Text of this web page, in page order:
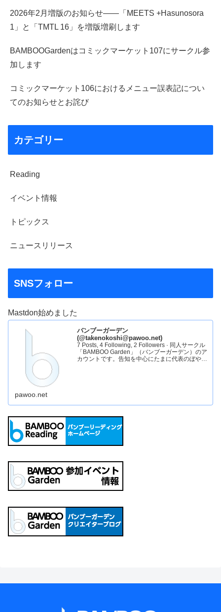
2026年2月増版のお知らせ――「MEETS +Hasunosora
1」と「TMTL 16」を増版増刷します
BAMBOOGardenはコミックマーケット107にサークル参
加します
コミックマーケット106におけるメニュー誤表記につい
てのお知らせとお詫び
カテゴリー
Reading
イベント情報
トピックス
ニュースリリース
SNSフォロー
Mastdon始めました
バンブーガーデン
(@takenokoshi@pawoo.net)
7 Posts, 4 Following, 2 Followers · 同人サークル
「BAMBOO Garden」（バンブーガーデン）のア
カウントです。告知を中心にたまに代表のぼやき
pawoo.net